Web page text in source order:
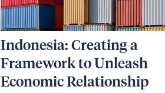
Indonesia: Creating a
Framework to Unleash
Economic Relationship